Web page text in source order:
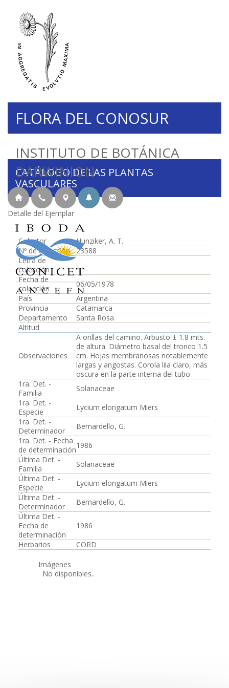
INSTITUTO DE BOTÁNICA
DARWINION
FLORA DEL CONOSUR
CATÁLOGO DE LAS PLANTAS
VASCULARES
Detalle del Ejemplar
Colector
Hunziker, A. T.
Nº de colección
23588
Letra de
colección
-
Fecha de
colección
06/05/1978
País
Argentina
Provincia
Catamarca
Departamento
Santa Rosa
Altitud
Observaciones
A orillas del camino. Arbusto ± 1.8 mts.
de altura. Diámetro basal del tronco 1.5
cm. Hojas membranosas notablemente
largas y angostas. Corola lila claro, más
oscura en la parte interna del tubo
1ra. Det. -
Familia
Solanaceae
1ra. Det. -
Especie
Lycium elongatum Miers
1ra. Det. -
Determinador
Bernardello, G.
1ra. Det. - Fecha
de determinación1986
Última Det. -
Familia
Solanaceae
Última Det. -
Especie
Lycium elongatum Miers
Última Det. -
Determinador
Bernardello, G.
Última Det. -
Fecha de
determinación
1986
Herbarios
CORD
Imágenes
No disponibles..